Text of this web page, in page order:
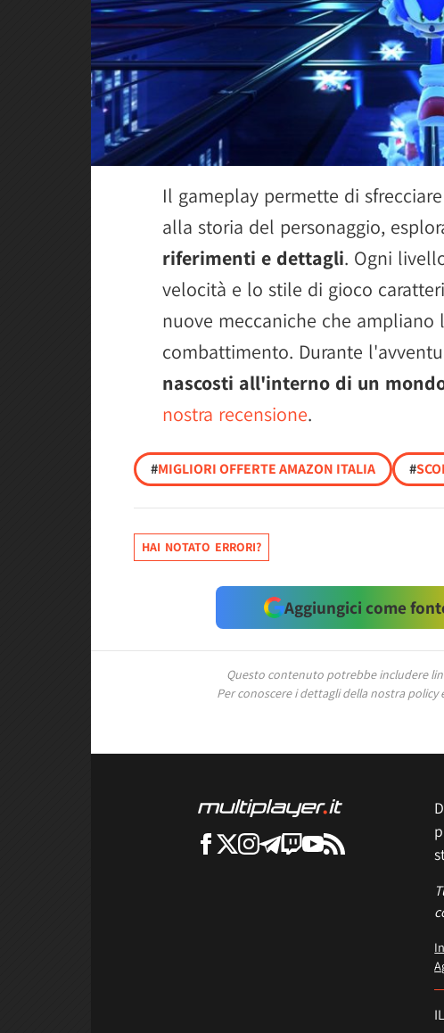
Il gameplay permette di
alla storia del personaggio,
riferimenti e dettagli. Ogni
velocità e lo stile di gioco
nuove meccaniche che
combattimento. Durante
nascosti all'interno di un
nostra recensione.
#MIGLIORI OFFERTE AMAZON ITALIA #
HAI NOTATO ERRORI?
Aggiungici come
Questo contenuto potrebbe includere
Per conoscere i dettagli della nostra